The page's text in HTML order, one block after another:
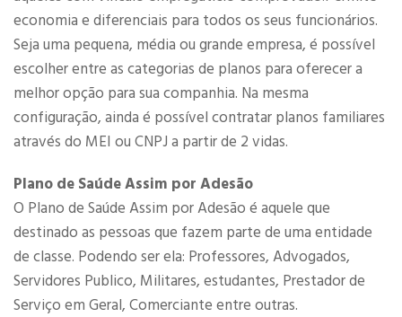
economia e diferenciais para todos os seus funcionários.
Seja uma pequena, média ou grande empresa, é possível
escolher entre as categorias de planos para oferecer a
melhor opção para sua companhia. Na mesma
configuração, ainda é possível contratar planos familiares
através do MEI ou CNPJ a partir de 2 vidas.​
Plano de Saúde Assim por Adesão
O Plano de Saúde Assim por Adesão é aquele que
destinado as pessoas que fazem parte de uma entidade
de classe. Podendo ser ela: Professores, Advogados,
Servidores Publico, Militares, estudantes, Prestador de
Serviço em Geral, Comerciante entre outras.